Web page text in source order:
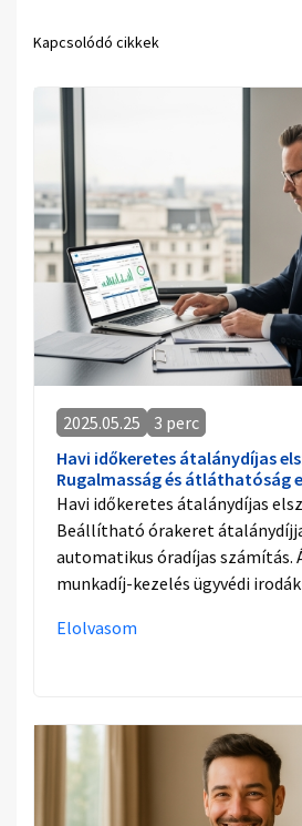
Kapcsolódó cikkek
2025.05.25
3 perc
Havi időkeretes átalánydíjas
Rugalmasság és átláthatóság
Havi időkeretes átalánydíjas
Beállítható órakeret
automatikus óradíjas
munkadíj-kezelés ügyvédi
Elolvasom